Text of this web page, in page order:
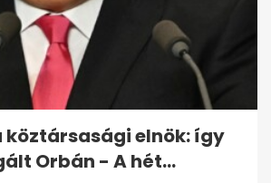
Péter máris veri
és a Megafont a
köztársasági elnök: így
Orbán - A hét...